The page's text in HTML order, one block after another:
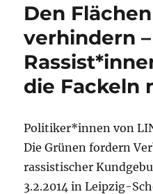
Den
verhindern
die Fackeln
Politiker*innen von
Die Grünen fordern
rassistischer
3.2.2014 in Leipzig-